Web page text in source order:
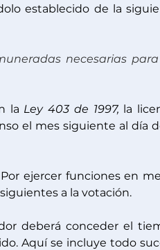
establecido de la
necesarias
la Ley 403 de 1997, la
el mes siguiente al día
Por ejercer funciones en
a la votación.
deberá conceder el
Aquí se incluye todo